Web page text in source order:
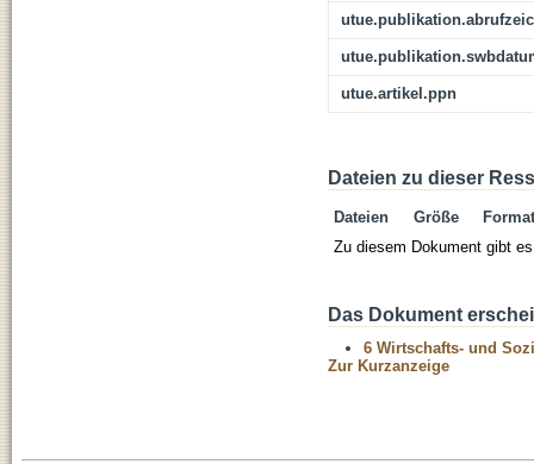
utue.artikel.ppn
Dateien zu dieser
Dateien Größe
Format
Zu diesem Dokument gibt
Das Dokument
6 Wirtschafts- und
Zur Kurzanzeige